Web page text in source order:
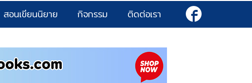
สอนเขียนนิยาย กิจกรรม ติดต่อเรา